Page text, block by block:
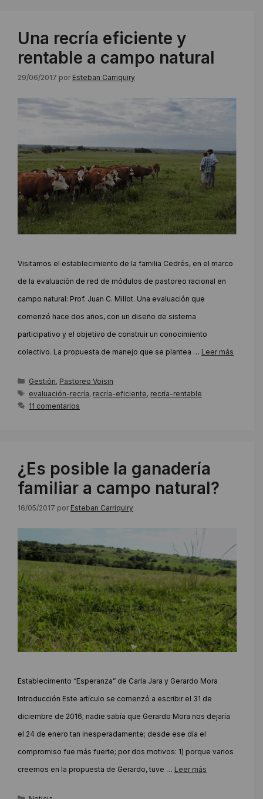
Una recría eficiente y
rentable a campo natural
29/06/2017 por Esteban Carriquiry
Visitamos el establecimiento de la familia Cedrés, en el marco
de la evaluación de red de módulos de pastoreo racional en
campo natural: Prof. Juan C. Millot. Una evaluación que
comenzó hace dos años, con un diseño de sistema
participativo y el objetivo de construir un conocimiento
colectivo. La propuesta de manejo que se plantea … Leer más
Categorías
Gestión, Pastoreo Voisin
Etiquetas
evaluación-recría, recría-eficiente, recría-rentable
11 comentarios
¿Es posible la ganadería
familiar a campo natural?
16/05/2017 por Esteban Carriquiry
Establecimento “Esperanza” de Carla Jara y Gerardo Mora
Introducción Este artículo se comenzó a escribir el 31 de
diciembre de 2016; nadie sabía que Gerardo Mora nos dejaría
el 24 de enero tan inesperadamente; desde ese día el
compromiso fue más fuerte; por dos motivos: 1) porque varios
creemos en la propuesta de Gerardo, tuve … Leer más
Categorías